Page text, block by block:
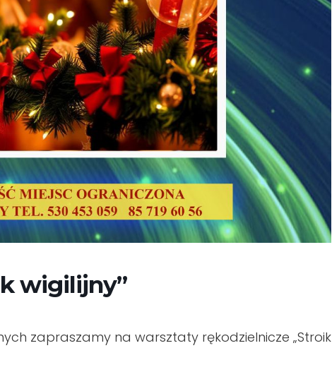
wigilijny”
zapraszamy na warsztaty rękodzielnicze „Stroik